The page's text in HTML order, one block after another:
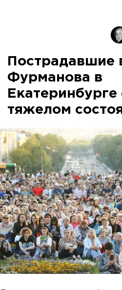
Пострадавшие
Фурманова в
Екатеринбурге
тяжелом